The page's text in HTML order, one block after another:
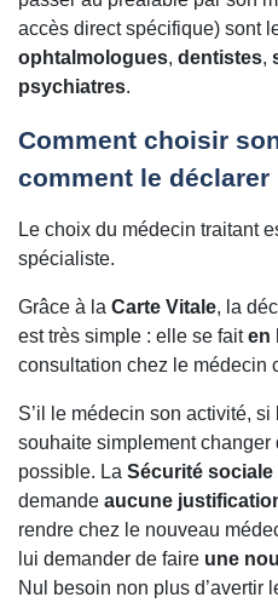
accès direct spécifique) sont
ophtalmologues, dentistes,
psychiatres.
Comment choisir
comment le déclarer
Le choix du médecin traitant
spécialiste.
Grâce à la Carte Vitale, la
est très simple : elle se faiten
consultation chez le médecin
S’il le médecin son activité, si
souhaite simplement changer
possible. La Sécurité sociale
demande aucune
rendre chez le nouveau
lui demander de faire une
Nul besoin non plus d’avertir